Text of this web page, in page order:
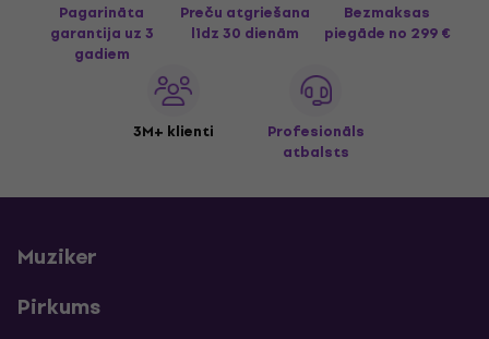
Pagarināta
garantija uz 3
gadiem
Preču atgriešana
līdz 30 dienām
Bezmaksas
piegāde no 299 €
3M+ klienti
Profesionāls
atbalsts
Muziker
Pirkums